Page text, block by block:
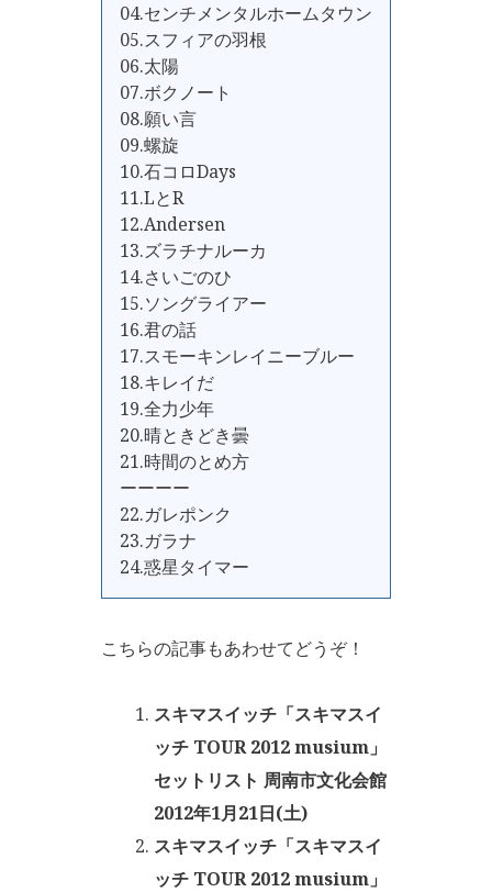
04.センチメンタルホームタウン
05.スフィアの羽根
06.太陽
07.ボクノート
08.願い言
09.螺旋
10.石コロDays
11.LとR
12.Andersen
13.ズラチナルーカ
14.さいごのひ
15.ソングライアー
16.君の話
17.スモーキンレイニーブルー
18.キレイだ
19.全力少年
20.晴ときどき曇
21.時間のとめ方
ーーーー
22.ガレポンク
23.ガラナ
24.惑星タイマー
こちらの記事もあわせてどうぞ！
スキマスイッチ「スキマスイ
ッチ TOUR 2012 musium」
セットリスト 周南市文化会館
2012年1月21日(土)
スキマスイッチ「スキマスイ
ッチ TOUR 2012 musium」